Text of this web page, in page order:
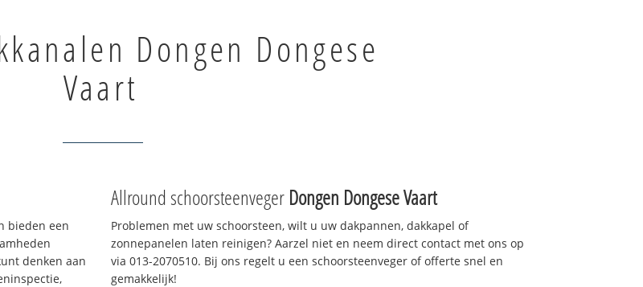
Dongen Dongese
Vaart
bieden een
denken aan
Allround schoorsteenveger Dongen Dongese Vaart
Problemen met uw schoorsteen, wilt u uw dakpannen, dakkapel of
zonnepanelen laten reinigen? Aarzel niet en neem direct contact met ons op
via 013-2070510. Bij ons regelt u een schoorsteenveger of offerte snel en
gemakkelijk!